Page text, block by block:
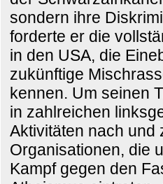
sondern ihre
forderte er die
in den USA, die
zukünftige
kennen. Um seinen
in zahlreichen
Aktivitäten nach und
Organisationen, die
Kampf gegen den